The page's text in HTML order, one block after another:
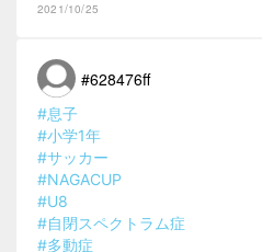
2021/10/25
#628476ff
#息子
#小学1年
#サッカー
#NAGACUP
#U8
#自閉スペクトラム症
#多動症